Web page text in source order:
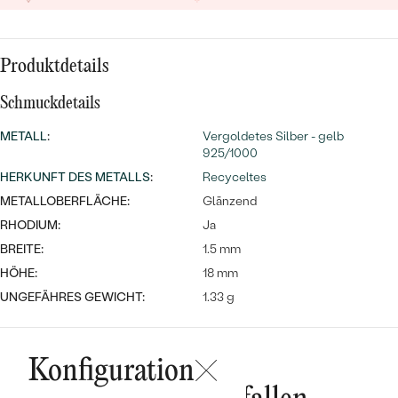
Meistverkaufte
Eheringe
ANSCHAUEN
MIT EDELSTEIN
NACH MATERIAL
GOLD
PLATIN
SILBER
EDELSTEINSCHMUCK
SCHMUCK MIT LAB GROWN
DIAMANTEN
PERLENSCHMUCK
NACH STYL
PERSONALISIERT
SYMBOLISCH
MINIMALISTISCH
NACH ANLASS
PREISWERTE
LUXURIÖSE
LUXURIÖSE
Produktdetails
Schmuckdetails
METALL:
Vergoldetes Silber - gelb
925/1000
HERKUNFT DES METALLS:
Recyceltes
METALLOBERFLÄCHE:
Glänzend
RHODIUM:
Ja
BREITE:
1.5 mm
HÖHE:
18 mm
UNGEFÄHRES GEWICHT:
1.33 g
Konfiguration